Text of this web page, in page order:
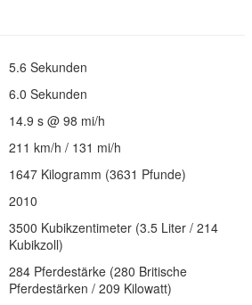
5.6 Sekunden
6.0 Sekunden
14.9 s @ 98 mi/h
211 km/h / 131 mi/h
1647 Kilogramm (3631 Pfunde)
2010
3500 Kubikzentimeter (3.5 Liter / 214
Kubikzoll)
284 Pferdestärke (280 Britische
Pferdestärken / 209 Kilowatt)